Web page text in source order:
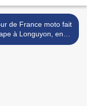
de France moto fait
à Longuyon, en
et-Moselle, en